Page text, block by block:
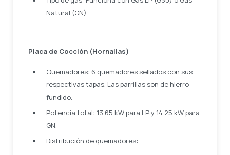
Natural (GN).
Placa de Cocción (Hornallas)
Quemadores: 6 quemadores sellados con sus
respectivas tapas. Las parrillas son de hierro
fundido.
Potencia total: 13.65 kW para LP y 14.25 kW para
GN.
Distribución de quemadores: